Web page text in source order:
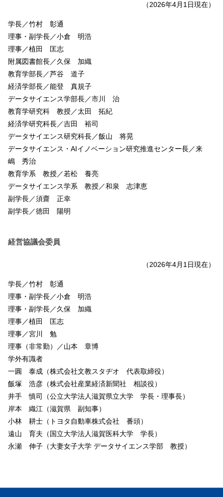
（2026年4月1日現在）
学長／竹村 彰通
理事・副学長／小倉 明浩
理事／植田 匡志
附属図書館長／久保 加織
教育学部長／芦谷 道子
経済学部長／能登 真規子
データサイエンス学部長／市川 治
教育学研究科 教授／太田 拓紀
経済学研究科長／吉田 裕司
データサイエンス研究科長／飯山 将晃
データサイエンス・AIイノベーション研究推進センター長／来
嶋 秀治
教育学系 教授／若松 養亮
データサイエンス学系 教授／和泉 志津恵
副学長／須齋 正幸
副学長／徳田 陽明
経営協議会委員
（2026年4月1日現在）
学長／竹村 彰通
理事・副学長／小倉 明浩
理事・副学長／久保 加織
理事／植田 匡志
理事／宮川 勉
理事（非常勤）／山本 章博
学外有識者
一圓 泰成（株式会社文教スタヂオ 代表取締役）
飯塚 浩彦（株式会社産業経済新聞社 相談役）
井手 慎司（公立大学法人滋賀県立大学 学長・理事長）
岸本 織江（滋賀県 副知事）
小林 耕士（トヨタ自動車株式会社 番頭）
遠山 育夫（国立大学法人滋賀医科大学 学長）
永瀬 伸子（大妻女子大学 データサイエンス学部 教授）